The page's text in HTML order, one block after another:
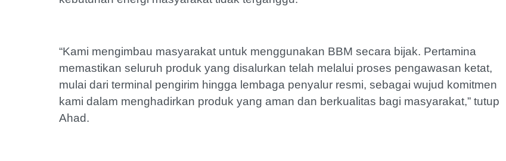
‎“Kami mengimbau masyarakat untuk menggunakan BBM secara bijak. Pertamina
memastikan seluruh produk yang disalurkan telah melalui proses pengawasan ketat,
mulai dari terminal pengirim hingga lembaga penyalur resmi, sebagai wujud komitmen
kami dalam menghadirkan produk yang aman dan berkualitas bagi masyarakat,” tutup
Ahad.